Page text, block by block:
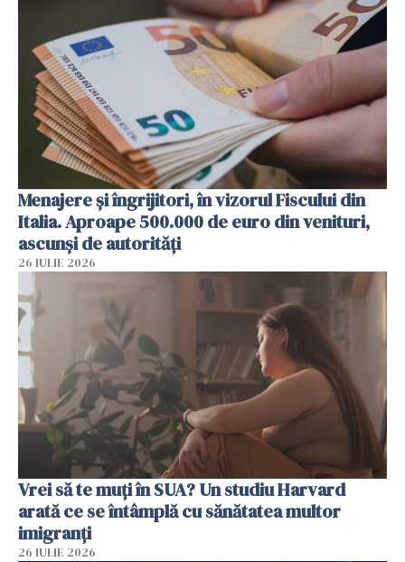
Menajere și îngrijitori, în vizorul Fiscului din
Italia. Aproape 500.000 de euro din venituri,
ascunși de autorități
26 IULIE 2026
Vrei să te muți în SUA? Un studiu Harvard
arată ce se întâmplă cu sănătatea multor
imigranți
26 IULIE 2026